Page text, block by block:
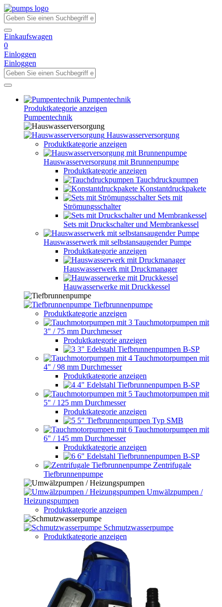
Einkaufswagen
0
Einloggen
Einloggen
Pumpentechnik
Produktkategorie anzeigen
Pumpentechnik
Hauswasserversorgung
Produktkategorie anzeigen
Hauswasserversorgung mit Brunnenpumpe
Produktkategorie anzeigen
Tauchdruckpumpen
Konstantdruckpakete
Sets mit
Strömungsschalter
Sets mit Druckschalter und Membrankessel
Hauswasserwerk mit selbstansaugender Pumpe
Produktkategorie anzeigen
Hauswasserwerk mit Druckmanager
Hauwasserwerke mit Druckkessel
Tiefbrunnenpumpe
Produktkategorie anzeigen
Tauchmotorpumpen mit
3" / 75 mm Durchmesser
Produktkategorie anzeigen
3" Edelstahl Tiefbrunnenpumpen B-SP
Tauchmotorpumpen mit
4" / 98 mm Durchmesser
Produktkategorie anzeigen
4" Edelstahl Tiefbrunnenpumpen B-SP
Tauchmotorpumpen mit
5" / 125 mm Durchmesser
Produktkategorie anzeigen
5" Tiefbrunnenpumpen Typ SMB
Tauchmotorpumpen mit
6" / 145 mm Durchmesser
Produktkategorie anzeigen
6" Edelstahl Tiefbrunnenpumpen B-SP
Zentrifugale
Tiefbrunnenpumpe
Umwälzpumpen /
Heizungspumpen
Produktkategorie anzeigen
Schmutzwasserpumpe
Produktkategorie anzeigen